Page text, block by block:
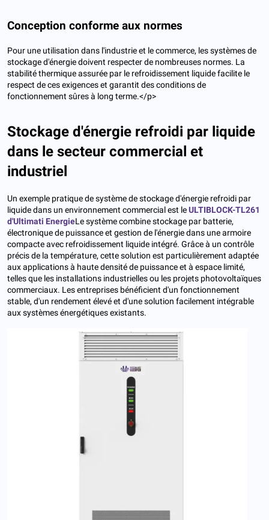
Conception conforme aux normes
Pour une utilisation dans l'industrie et le commerce, les systèmes de
stockage d'énergie doivent respecter de nombreuses normes. La
stabilité thermique assurée par le refroidissement liquide facilite le
respect de ces exigences et garantit des conditions de
fonctionnement sûres à long terme.</p>
Stockage d'énergie refroidi par liquide
dans le secteur commercial et
industriel
Un exemple pratique de système de stockage d'énergie refroidi par
liquide dans un environnement commercial est leULTIBLOCK-TL261
d'Ultimati EnergieLe système combine stockage par batterie,
électronique de puissance et gestion de l'énergie dans une armoire
compacte avec refroidissement liquide intégré. Grâce à un contrôle
précis de la température, cette solution est particulièrement adaptée
aux applications à haute densité de puissance et à espace limité,
telles que les installations industrielles ou les projets photovoltaïques
commerciaux. Les entreprises bénéficient d'un fonctionnement
stable, d'un rendement élevé et d'une solution facilement intégrable
aux systèmes énergétiques existants.